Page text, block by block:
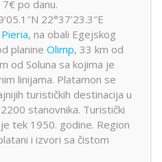
po danu.
22°37’23.3″E
Pieria, na obali Egejskog
planine Olimp, 33 km od
od Soluna sa kojima je
linijama. Platamon se
turističkih destinacija u
stanovnika. Turistički
tek 1950. godine. Region
i izvori sa čistom